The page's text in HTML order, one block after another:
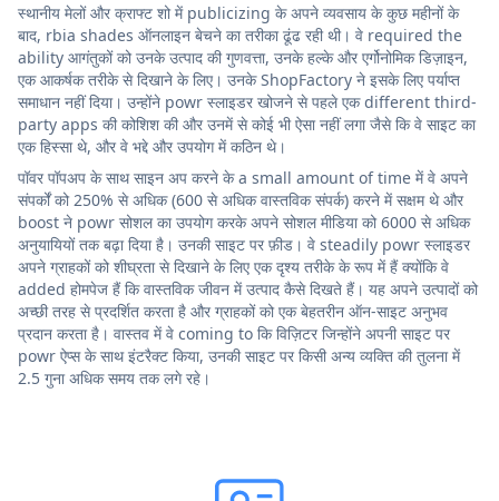
स्थानीय मेलों और क्राफ्ट शो में publicizing के अपने व्यवसाय के कुछ महीनों के
बाद, rbia shades ऑनलाइन बेचने का तरीका ढूंढ रही थी। वे required the
ability आगंतुकों को उनके उत्पाद की गुणवत्ता, उनके हल्के और एर्गोनोमिक डिज़ाइन,
एक आकर्षक तरीके से दिखाने के लिए। उनके ShopFactory ने इसके लिए पर्याप्त
समाधान नहीं दिया। उन्होंने powr स्लाइडर खोजने से पहले एक different third-
party apps की कोशिश की और उनमें से कोई भी ऐसा नहीं लगा जैसे कि वे साइट का
एक हिस्सा थे, और वे भद्दे और उपयोग में कठिन थे।
पॉवर पॉपअप के साथ साइन अप करने के a small amount of time में वे अपने
संपर्कों को 250% से अधिक (600 से अधिक वास्तविक संपर्क) करने में सक्षम थे और
boost ने powr सोशल का उपयोग करके अपने सोशल मीडिया को 6000 से अधिक
अनुयायियों तक बढ़ा दिया है। उनकी साइट पर फ़ीड। वे steadily powr स्लाइडर
अपने ग्राहकों को शीघ्रता से दिखाने के लिए एक दृश्य तरीके के रूप में हैं क्योंकि वे
added होमपेज हैं कि वास्तविक जीवन में उत्पाद कैसे दिखते हैं। यह अपने उत्पादों को
अच्छी तरह से प्रदर्शित करता है और ग्राहकों को एक बेहतरीन ऑन-साइट अनुभव
प्रदान करता है। वास्तव में वे coming to कि विज़िटर जिन्होंने अपनी साइट पर
powr ऐप्स के साथ इंटरैक्ट किया, उनकी साइट पर किसी अन्य व्यक्ति की तुलना में
2.5 गुना अधिक समय तक लगे रहे।